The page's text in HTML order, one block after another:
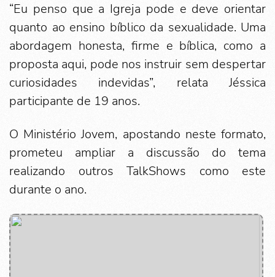
“Eu penso que a Igreja pode e deve orientar
quanto ao ensino bíblico da sexualidade. Uma
abordagem honesta, firme e bíblica, como a
proposta aqui, pode nos instruir sem despertar
curiosidades indevidas”, relata Jéssica
participante de 19 anos.
O Ministério Jovem, apostando neste formato,
prometeu ampliar a discussão do tema
realizando outros TalkShows como este
durante o ano.